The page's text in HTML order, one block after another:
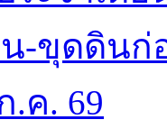
-ขุดดินก่
.ค. 69